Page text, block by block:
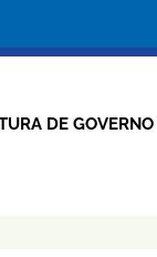
da
DE GOVERNO